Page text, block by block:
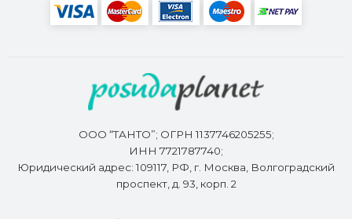
ООО “ТАНТО”; ОГРН 1137746205255;
ИНН 7721787740;
Юридический адрес: 109117, РФ, г. Москва, Волгоградский
проспект, д. 93, корп. 2